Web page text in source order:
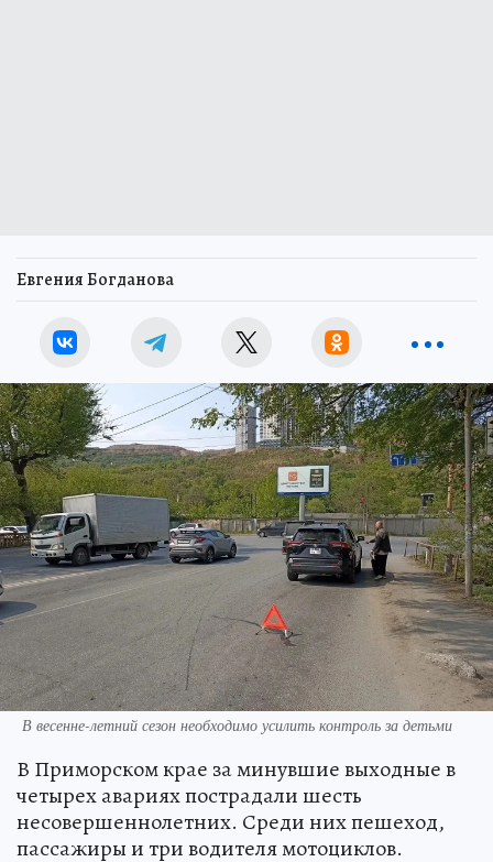
Евгения Богданова
В весенне-летний сезон необходимо усилить контроль за детьми
В Приморском крае за минувшие выходные в
четырех авариях пострадали шесть
несовершеннолетних. Среди них пешеход,
пассажиры и три водителя мотоциклов.